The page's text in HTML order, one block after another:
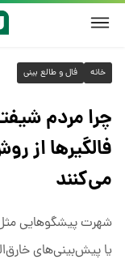
خانه فال و طالع بینی
چرا مردم
فالگیرها از
می‌کنند
شهرت پیشگوهایی
یا پیش‌بینی‌های